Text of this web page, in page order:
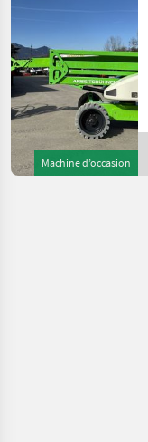
Machine d’occasion